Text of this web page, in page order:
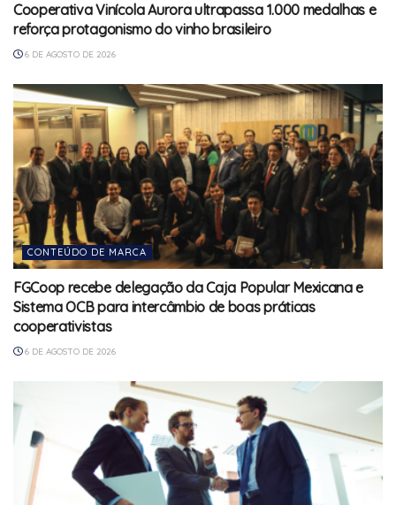
Cooperativa Vinícola Aurora ultrapassa 1.000 medalhas e
reforça protagonismo do vinho brasileiro
6 DE AGOSTO DE 2026
CONTEÚDO DE MARCA
FGCoop recebe delegação da Caja Popular Mexicana e
Sistema OCB para intercâmbio de boas práticas
cooperativistas
6 DE AGOSTO DE 2026